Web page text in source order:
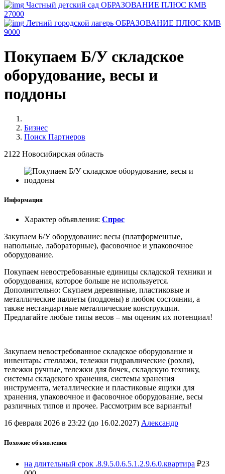
Частный детский сад ОБРАЗОВАНИЕ ПЛЮС КМВ
27000
Летний городской лагерь ОБРАЗОВАНИЕ ПЛЮС КМВ
9000
Покупаем Б/У складское
оборудование, весы и
поддоны
Бизнес
Поиск Партнеров
2122 Новосибирская область
Информация
Характер объявления: Спрос
Закупаем Б/У оборудование: весы (платформенные,
напольные, лабораторные), фасовочное и упаковочное
оборудование.
Покупаем невостребованные единицы складской техники и
оборудования, которое больше не используется.
Дополнительно: Скупаем деревянные, пластиковые и
металлические паллеты (поддоны) в любом состоянии, а
также нестандартные металлические конструкции.
Предлагайте любые типы весов – мы оценим их потенциал!
Закупаем невостребованное складское оборудование и
инвентарь: стеллажи, тележки гидравлические (рохля),
тележки ручные, тележки для бочек, складскую технику,
системы складского хранения, системы хранения
инструмента, металлические и пластиковые ящики для
хранения, упаковочное и фасовочное оборудование, весы
различных типов и прочее. Рассмотрим все варианты!
16 февраля 2026 в 23:22 (до 16.02.2027) Александр
Похожие объявления
на длительный срок .8.9.5.0.6.5.1.2.9.6.0.квартира ₽23